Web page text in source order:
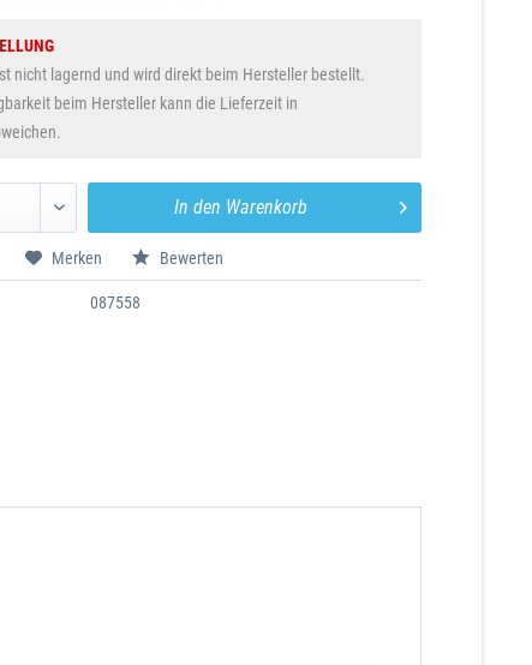
nicht lagernd und wird direkt beim Hersteller bestellt.
beim Hersteller kann die Lieferzeit in
In den Warenkorb
Merken Bewerten
087558